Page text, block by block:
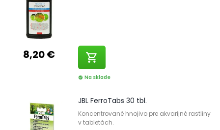
8,20 € shopping_cart
check_circle Na sklade
JBL FerroTabs 30 tbl.
Koncentrované hnojivo pre akvarijné rastliny
v tabletách.